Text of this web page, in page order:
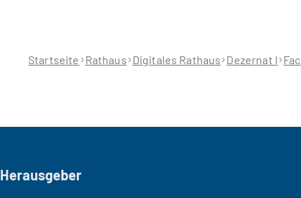
hier:Startseite Rathaus Digitales Rathaus Dezernat I
Seitenfuß
Herausgeber